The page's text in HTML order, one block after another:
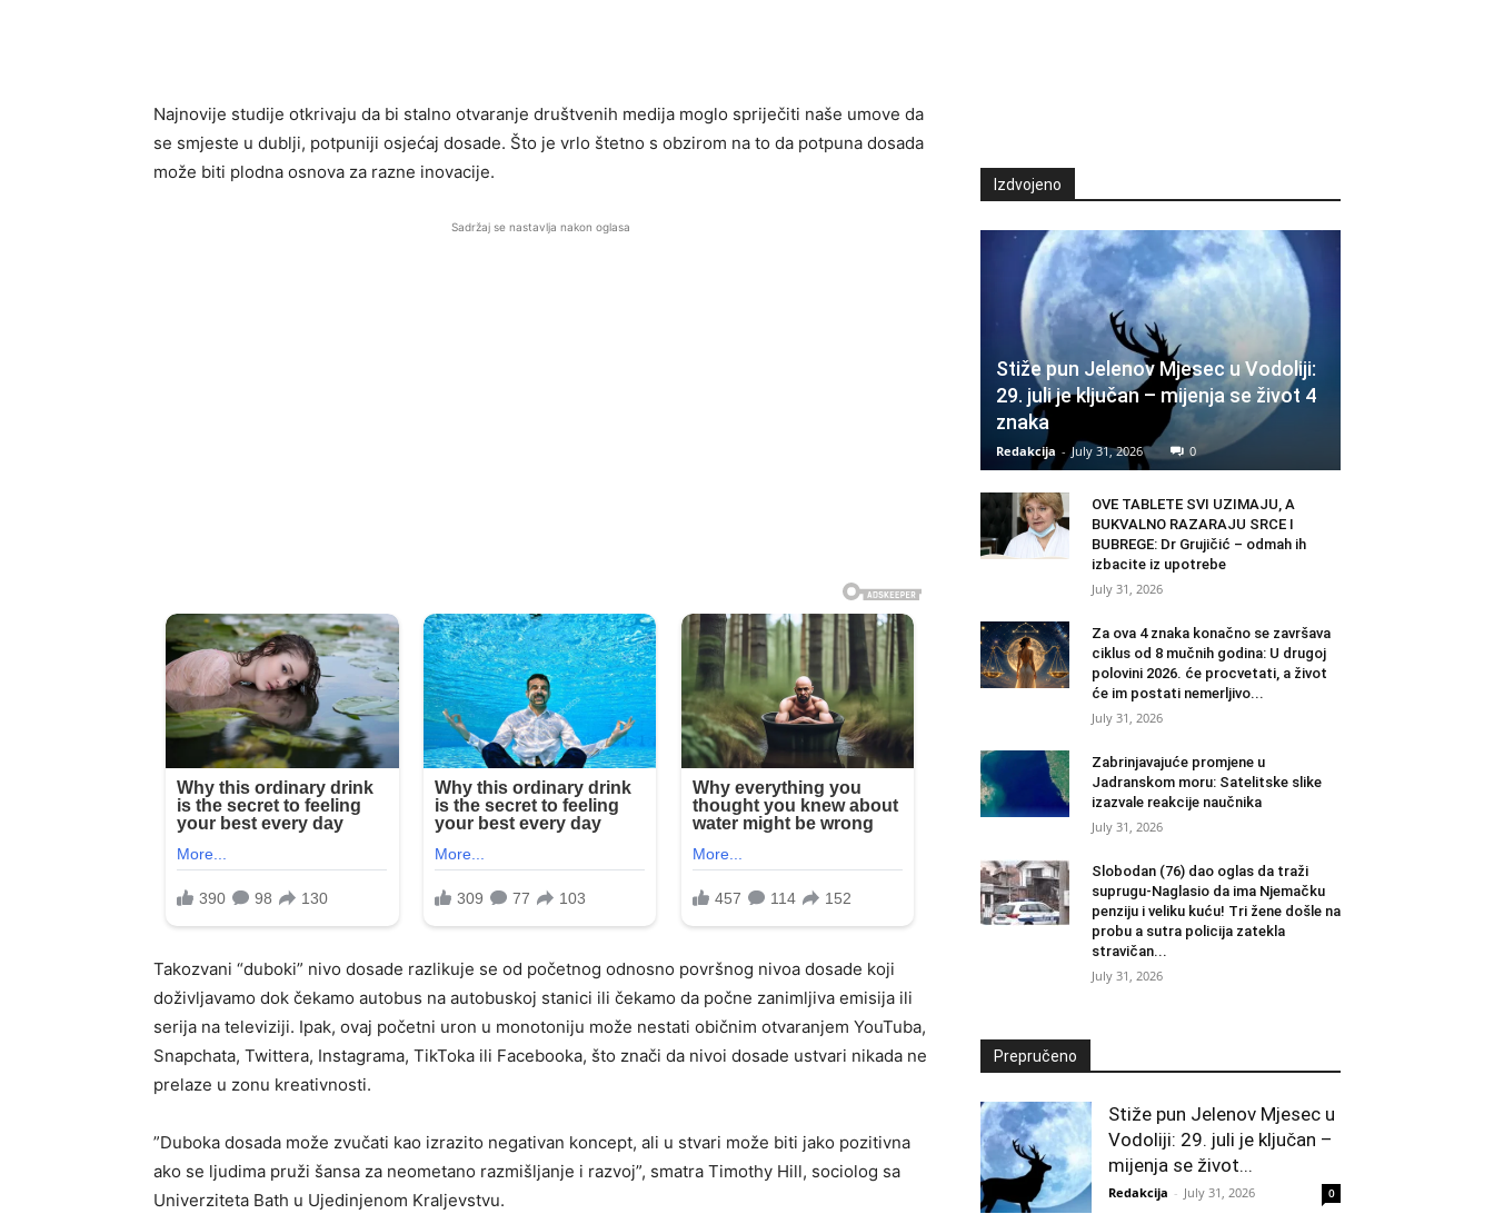
Najnovije studije otkrivaju da bi stalno otvaranje društvenih medija moglo spriječiti naše umove da
se smjeste u dublji, potpuniji osjećaj dosade. Što je vrlo štetno s obzirom na to da potpuna dosada
može biti plodna osnova za razne inovacije.
Sadržaj se nastavlja nakon oglasa
Takozvani “duboki” nivo dosade razlikuje se od početnog odnosno površnog nivoa dosade koji
doživljavamo dok čekamo autobus na autobuskoj stanici ili čekamo da počne zanimljiva emisija ili
serija na televiziji. Ipak, ovaj početni uron u monotoniju može nestati običnim otvaranjem YouTuba,
Snapchata, Twittera, Instagrama, TikToka ili Facebooka, što znači da nivoi dosade ustvari nikada ne
prelaze u zonu kreativnosti.
”Duboka dosada može zvučati kao izrazito negativan koncept, ali u stvari može biti jako pozitivna
ako se ljudima pruži šansa za neometano razmišljanje i razvoj”, smatra Timothy Hill, sociolog sa
Univerziteta Bath u Ujedinjenom Kraljevstvu.
Izdvojeno
Stiže pun Jelenov Mjesec u Vodoliji:
29. juli je ključan – mijenja se život 4
znaka
Redakcija - July 31, 2026 0
OVE TABLETE SVI UZIMAJU, A
BUKVALNO RAZARAJU SRCE I
BUBREGE: Dr Grujičić – odmah ih
izbacite iz upotrebe
July 31, 2026
Za ova 4 znaka konačno se završava
ciklus od 8 mučnih godina: U drugoj
polovini 2026. će procvetati, a život
će im postati nemerljivo...
July 31, 2026
Zabrinjavajuće promjene u
Jadranskom moru: Satelitske slike
izazvale reakcije naučnika
July 31, 2026
Slobodan (76) dao oglas da traži
suprugu-Naglasio da ima Njemačku
penziju i veliku kuću! Tri žene došle na
probu a sutra policija zatekla
stravičan...
July 31, 2026
Prepručeno
Stiže pun Jelenov Mjesec u
Vodoliji: 29. juli je ključan –
mijenja se život...
Redakcija - July 31, 2026 0